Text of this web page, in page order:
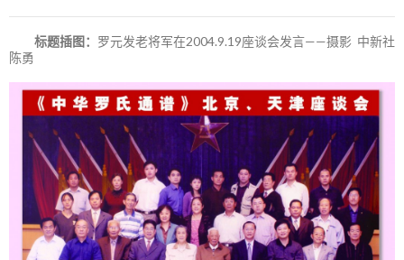
标题插图： 罗元发老将军在2004.9.19座谈会发言——摄影 中新社
陈勇